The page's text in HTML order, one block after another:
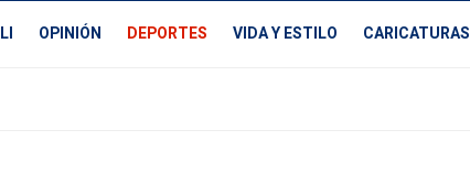
OPINIÓN DEPORTES VIDA Y ESTILO CARICATURAS